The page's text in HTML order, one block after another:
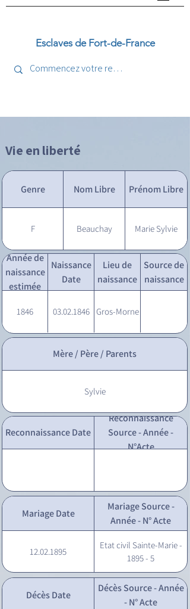
Esclaves de Fort-de-France
Vie en liberté
Genre Nom Libre Prénom Libre
F Beauchay Marie Sylvie
Année de
naissance
estimée
Naissance
Date
Lieu de
naissance
Source de
naissance
1846 03.02.1846 Gros-Morne
Mère / Père / Parents
Sylvie
Reconnaissance Date
Reconnaissance
Source - Année -
N°Acte
Mariage Date
Mariage Source -
Année - N° Acte
12.02.1895
Etat civil Sainte-Marie -
1895 - 5
Décès Date
Décès Source - Année
- N° Acte